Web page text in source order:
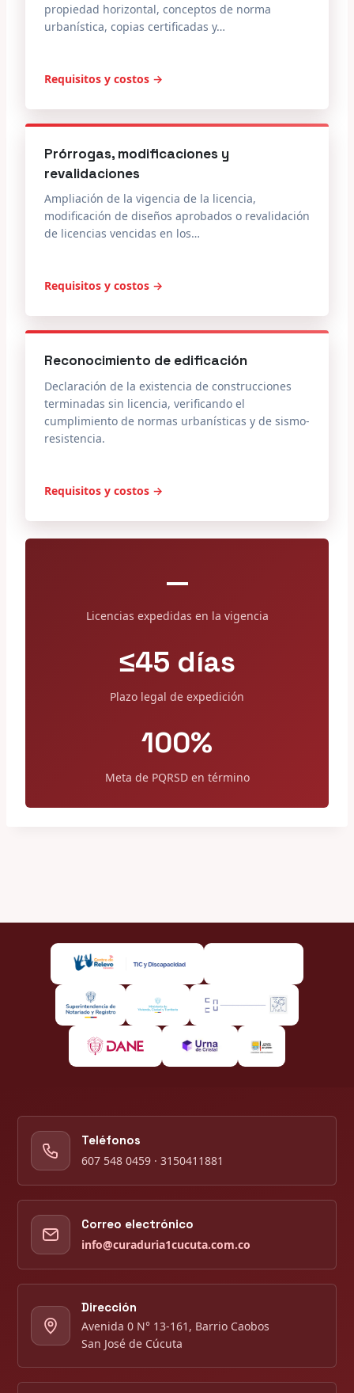
propiedad horizontal, conceptos de norma
urbanística, copias certificadas y…
Requisitos y costos →
Prórrogas, modificaciones y
revalidaciones
Ampliación de la vigencia de la licencia,
modificación de diseños aprobados o revalidación
de licencias vencidas en los…
Requisitos y costos →
Reconocimiento de edificación
Declaración de la existencia de construcciones
terminadas sin licencia, verificando el
cumplimiento de normas urbanísticas y de sismo-
resistencia.
Requisitos y costos →
—
Licencias expedidas en la vigencia
≤45 días
Plazo legal de expedición
100%
Meta de PQRSD en término
Teléfonos
607 548 0459 · 3150411881
Correo electrónico
info@curaduria1cucuta.com.co
Dirección
Avenida 0 N° 13-161, Barrio Caobos
San José de Cúcuta